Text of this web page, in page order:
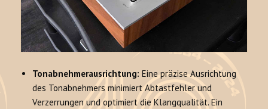
Tonabnehmerausrichtung: Eine präzise Ausrichtung
des Tonabnehmers minimiert Abtastfehler und
Verzerrungen und optimiert die Klangqualität. Ein